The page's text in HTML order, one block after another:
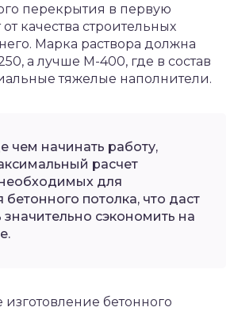
перекрытия в первую
качества строительных
Марка раствора должна
а лучше М-400, где в состав
тяжелые наполнители.
чем начинать работу,
расчет
для
бетонного потолка, что даст
сэкономить на
изготовление бетонного